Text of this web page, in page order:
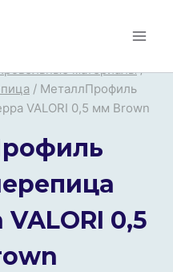
материалы /
/ МеталлПрофиль
VALORI 0,5 мм Brown
0,5